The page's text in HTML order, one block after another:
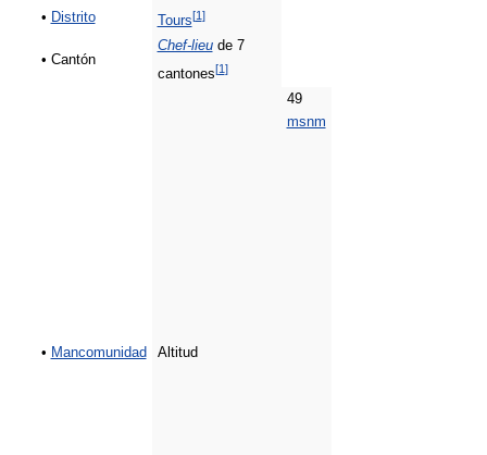
• Distrito Tours[1]
• Cantón
Chef-lieude 7
cantones[1]
• Mancomunidad Altitud
49
msnm